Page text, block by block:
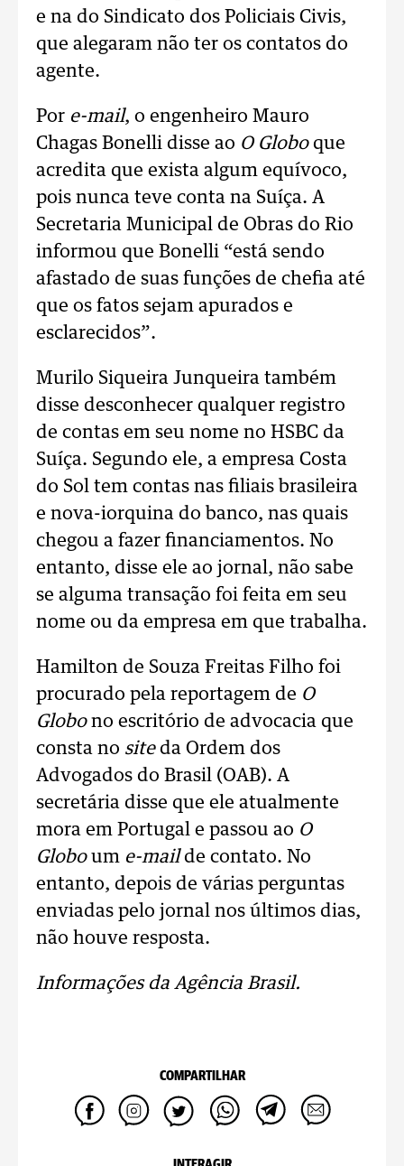
e na do Sindicato dos Policiais Civis,
que alegaram não ter os contatos do
agente.
Por e-mail, o engenheiro Mauro
Chagas Bonelli disse ao O Globoque
acredita que exista algum equívoco,
pois nunca teve conta na Suíça. A
Secretaria Municipal de Obras do Rio
informou que Bonelli “está sendo
afastado de suas funções de chefia até
que os fatos sejam apurados e
esclarecidos”.
Murilo Siqueira Junqueira também
disse desconhecer qualquer registro
de contas em seu nome no HSBC da
Suíça. Segundo ele, a empresa Costa
do Sol tem contas nas filiais brasileira
e nova-iorquina do banco, nas quais
chegou a fazer financiamentos. No
entanto, disse ele ao jornal, não sabe
se alguma transação foi feita em seu
nome ou da empresa em que trabalha.
Hamilton de Souza Freitas Filho foi
procurado pela reportagem de O
Globono escritório de advocacia que
consta no siteda Ordem dos
Advogados do Brasil (OAB). A
secretária disse que ele atualmente
mora em Portugal e passou ao O
Globoum e-mailde contato. No
entanto, depois de várias perguntas
enviadas pelo jornal nos últimos dias,
não houve resposta.
Informações da Agência Brasil.
COMPARTILHAR